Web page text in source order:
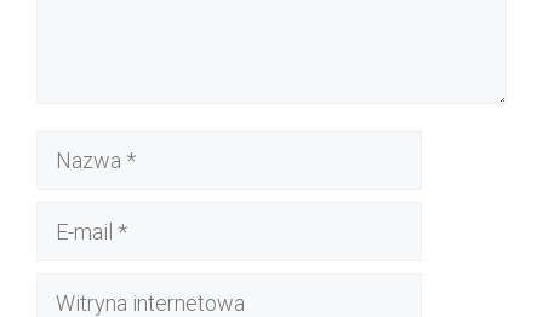
Nazwa
Witryna